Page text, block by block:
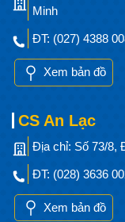
Minh
ĐT: (027) 4388
Xem bản đồ
CS An Lạc
Địa chỉ: Số 73/8,
ĐT: (028) 3636
Xem bản đồ